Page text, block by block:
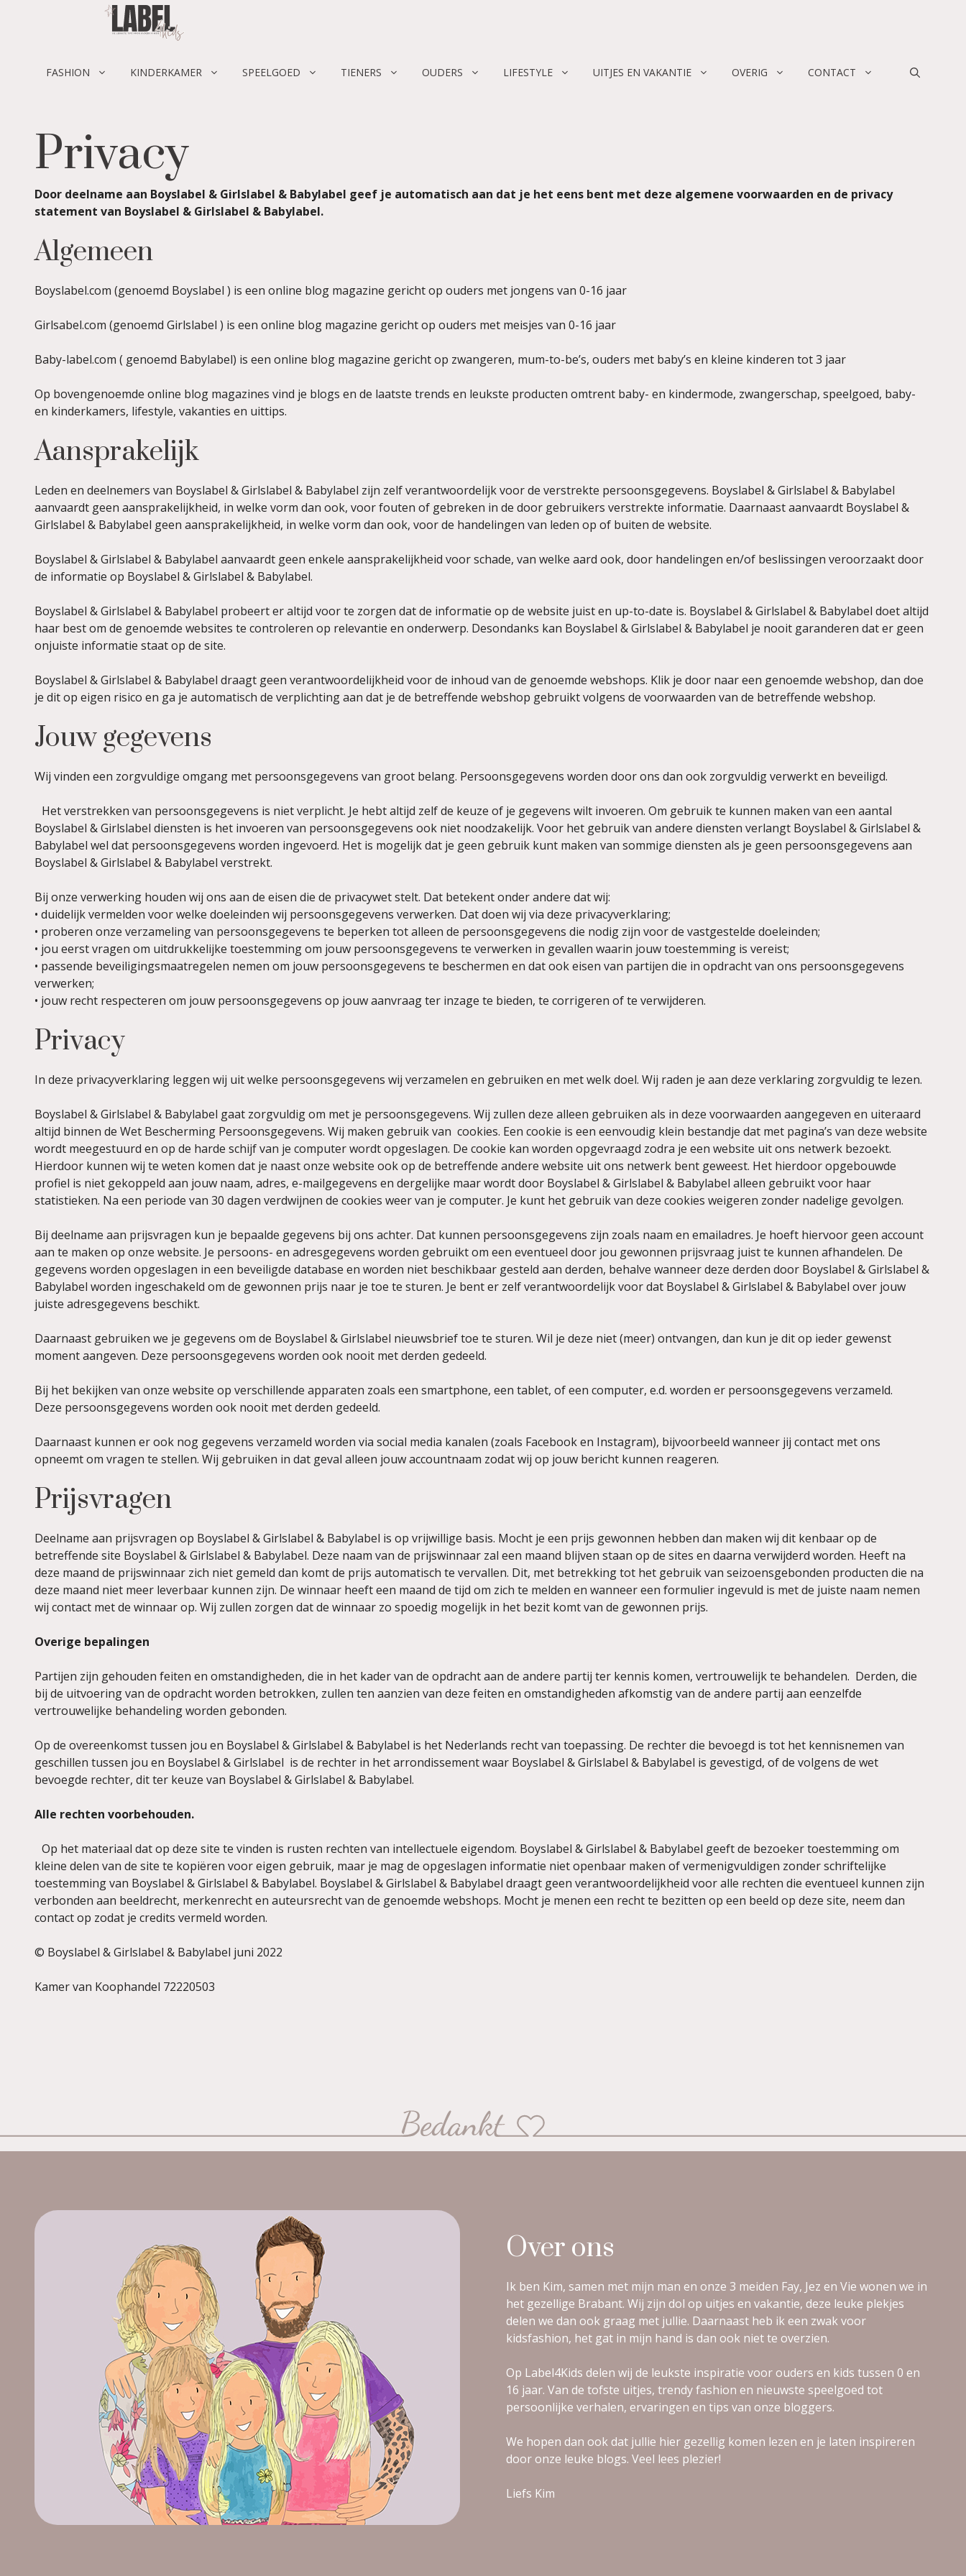
FASHION KINDERKAMER SPEELGOED TIENERS OUDERS LIFESTYLE UITJES EN VAKANTIE OVERIG CONTACT
Privacy
Door deelname aan Boyslabel & Girlslabel & Babylabel geef je automatisch aan dat je het eens bent met deze algemene voorwaarden en de privacy
statement van Boyslabel & Girlslabel & Babylabel.
Algemeen
Boyslabel.com (genoemd Boyslabel ) is een online blog magazine gericht op ouders met jongens van 0-16 jaar
Girlsabel.com (genoemd Girlslabel ) is een online blog magazine gericht op ouders met meisjes van 0-16 jaar
Baby-label.com ( genoemd Babylabel) is een online blog magazine gericht op zwangeren, mum-to-be’s, ouders met baby’s en kleine kinderen tot 3 jaar
Op bovengenoemde online blog magazines vind je blogs en de laatste trends en leukste producten omtrent baby- en kindermode, zwangerschap, speelgoed, baby-
en kinderkamers, lifestyle, vakanties en uittips.
Aansprakelijk
Leden en deelnemers van Boyslabel & Girlslabel & Babylabel zijn zelf verantwoordelijk voor de verstrekte persoonsgegevens. Boyslabel & Girlslabel & Babylabel
aanvaardt geen aansprakelijkheid, in welke vorm dan ook, voor fouten of gebreken in de door gebruikers verstrekte informatie. Daarnaast aanvaardt Boyslabel &
Girlslabel & Babylabel geen aansprakelijkheid, in welke vorm dan ook, voor de handelingen van leden op of buiten de website.
Boyslabel & Girlslabel & Babylabel aanvaardt geen enkele aansprakelijkheid voor schade, van welke aard ook, door handelingen en/of beslissingen veroorzaakt door
de informatie op Boyslabel & Girlslabel & Babylabel.
Boyslabel & Girlslabel & Babylabel probeert er altijd voor te zorgen dat de informatie op de website juist en up-to-date is. Boyslabel & Girlslabel & Babylabel doet altijd
haar best om de genoemde websites te controleren op relevantie en onderwerp. Desondanks kan Boyslabel & Girlslabel & Babylabel je nooit garanderen dat er geen
onjuiste informatie staat op de site.
Boyslabel & Girlslabel & Babylabel draagt geen verantwoordelijkheid voor de inhoud van de genoemde webshops. Klik je door naar een genoemde webshop, dan doe
je dit op eigen risico en ga je automatisch de verplichting aan dat je de betreffende webshop gebruikt volgens de voorwaarden van de betreffende webshop.
Jouw gegevens
Wij vinden een zorgvuldige omgang met persoonsgegevens van groot belang. Persoonsgegevens worden door ons dan ook zorgvuldig verwerkt en beveiligd.
Het verstrekken van persoonsgegevens is niet verplicht. Je hebt altijd zelf de keuze of je gegevens wilt invoeren. Om gebruik te kunnen maken van een aantal
Boyslabel & Girlslabel diensten is het invoeren van persoonsgegevens ook niet noodzakelijk. Voor het gebruik van andere diensten verlangt Boyslabel & Girlslabel &
Babylabel wel dat persoonsgegevens worden ingevoerd. Het is mogelijk dat je geen gebruik kunt maken van sommige diensten als je geen persoonsgegevens aan
Boyslabel & Girlslabel & Babylabel verstrekt.
Bij onze verwerking houden wij ons aan de eisen die de privacywet stelt. Dat betekent onder andere dat wij:
• duidelijk vermelden voor welke doeleinden wij persoonsgegevens verwerken. Dat doen wij via deze privacyverklaring;
• proberen onze verzameling van persoonsgegevens te beperken tot alleen de persoonsgegevens die nodig zijn voor de vastgestelde doeleinden;
• jou eerst vragen om uitdrukkelijke toestemming om jouw persoonsgegevens te verwerken in gevallen waarin jouw toestemming is vereist;
• passende beveiligingsmaatregelen nemen om jouw persoonsgegevens te beschermen en dat ook eisen van partijen die in opdracht van ons persoonsgegevens
verwerken;
• jouw recht respecteren om jouw persoonsgegevens op jouw aanvraag ter inzage te bieden, te corrigeren of te verwijderen.
Privacy
In deze privacyverklaring leggen wij uit welke persoonsgegevens wij verzamelen en gebruiken en met welk doel. Wij raden je aan deze verklaring zorgvuldig te lezen.
Boyslabel & Girlslabel & Babylabel gaat zorgvuldig om met je persoonsgegevens. Wij zullen deze alleen gebruiken als in deze voorwaarden aangegeven en uiteraard
altijd binnen de Wet Bescherming Persoonsgegevens. Wij maken gebruik van cookies. Een cookie is een eenvoudig klein bestandje dat met pagina’s van deze website
wordt meegestuurd en op de harde schijf van je computer wordt opgeslagen. De cookie kan worden opgevraagd zodra je een website uit ons netwerk bezoekt.
Hierdoor kunnen wij te weten komen dat je naast onze website ook op de betreffende andere website uit ons netwerk bent geweest. Het hierdoor opgebouwde
profiel is niet gekoppeld aan jouw naam, adres, e-mailgegevens en dergelijke maar wordt door Boyslabel & Girlslabel & Babylabel alleen gebruikt voor haar
statistieken. Na een periode van 30 dagen verdwijnen de cookies weer van je computer. Je kunt het gebruik van deze cookies weigeren zonder nadelige gevolgen.
Bij deelname aan prijsvragen kun je bepaalde gegevens bij ons achter. Dat kunnen persoonsgegevens zijn zoals naam en emailadres. Je hoeft hiervoor geen account
aan te maken op onze website. Je persoons- en adresgegevens worden gebruikt om een eventueel door jou gewonnen prijsvraag juist te kunnen afhandelen. De
gegevens worden opgeslagen in een beveiligde database en worden niet beschikbaar gesteld aan derden, behalve wanneer deze derden door Boyslabel & Girlslabel &
Babylabel worden ingeschakeld om de gewonnen prijs naar je toe te sturen. Je bent er zelf verantwoordelijk voor dat Boyslabel & Girlslabel & Babylabel over jouw
juiste adresgegevens beschikt.
Daarnaast gebruiken we je gegevens om de Boyslabel & Girlslabel nieuwsbrief toe te sturen. Wil je deze niet (meer) ontvangen, dan kun je dit op ieder gewenst
moment aangeven. Deze persoonsgegevens worden ook nooit met derden gedeeld.
Bij het bekijken van onze website op verschillende apparaten zoals een smartphone, een tablet, of een computer, e.d. worden er persoonsgegevens verzameld.
Deze persoonsgegevens worden ook nooit met derden gedeeld.
Daarnaast kunnen er ook nog gegevens verzameld worden via social media kanalen (zoals Facebook en Instagram), bijvoorbeeld wanneer jij contact met ons
opneemt om vragen te stellen. Wij gebruiken in dat geval alleen jouw accountnaam zodat wij op jouw bericht kunnen reageren.
Prijsvragen
Deelname aan prijsvragen op Boyslabel & Girlslabel & Babylabel is op vrijwillige basis. Mocht je een prijs gewonnen hebben dan maken wij dit kenbaar op de
betreffende site Boyslabel & Girlslabel & Babylabel. Deze naam van de prijswinnaar zal een maand blijven staan op de sites en daarna verwijderd worden. Heeft na
deze maand de prijswinnaar zich niet gemeld dan komt de prijs automatisch te vervallen. Dit, met betrekking tot het gebruik van seizoensgebonden producten die na
deze maand niet meer leverbaar kunnen zijn. De winnaar heeft een maand de tijd om zich te melden en wanneer een formulier ingevuld is met de juiste naam nemen
wij contact met de winnaar op. Wij zullen zorgen dat de winnaar zo spoedig mogelijk in het bezit komt van de gewonnen prijs.
Overige bepalingen
Partijen zijn gehouden feiten en omstandigheden, die in het kader van de opdracht aan de andere partij ter kennis komen, vertrouwelijk te behandelen. Derden, die
bij de uitvoering van de opdracht worden betrokken, zullen ten aanzien van deze feiten en omstandigheden afkomstig van de andere partij aan eenzelfde
vertrouwelijke behandeling worden gebonden.
Op de overeenkomst tussen jou en Boyslabel & Girlslabel & Babylabel is het Nederlands recht van toepassing. De rechter die bevoegd is tot het kennisnemen van
geschillen tussen jou en Boyslabel & Girlslabel is de rechter in het arrondissement waar Boyslabel & Girlslabel & Babylabel is gevestigd, of de volgens de wet
bevoegde rechter, dit ter keuze van Boyslabel & Girlslabel & Babylabel.
Alle rechten voorbehouden.
Op het materiaal dat op deze site te vinden is rusten rechten van intellectuele eigendom. Boyslabel & Girlslabel & Babylabel geeft de bezoeker toestemming om
kleine delen van de site te kopiëren voor eigen gebruik, maar je mag de opgeslagen informatie niet openbaar maken of vermenigvuldigen zonder schriftelijke
toestemming van Boyslabel & Girlslabel & Babylabel. Boyslabel & Girlslabel & Babylabel draagt geen verantwoordelijkheid voor alle rechten die eventueel kunnen zijn
verbonden aan beeldrecht, merkenrecht en auteursrecht van de genoemde webshops. Mocht je menen een recht te bezitten op een beeld op deze site, neem dan
contact op zodat je credits vermeld worden.
© Boyslabel & Girlslabel & Babylabel juni 2022
Kamer van Koophandel 72220503
Over ons
Ik ben Kim, samen met mijn man en onze 3 meiden Fay, Jez en Vie wonen we in
het gezellige Brabant. Wij zijn dol op uitjes en vakantie, deze leuke plekjes
delen we dan ook graag met jullie. Daarnaast heb ik een zwak voor
kidsfashion, het gat in mijn hand is dan ook niet te overzien.
Op Label4Kids delen wij de leukste inspiratie voor ouders en kids tussen 0 en
16 jaar. Van de tofste uitjes, trendy fashion en nieuwste speelgoed tot
persoonlijke verhalen, ervaringen en tips van onze bloggers.
We hopen dan ook dat jullie hier gezellig komen lezen en je laten inspireren
door onze leuke blogs. Veel lees plezier!
Liefs Kim